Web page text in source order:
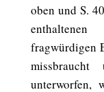
oben und S.
fragwürdigen
missbraucht
unterworfen,